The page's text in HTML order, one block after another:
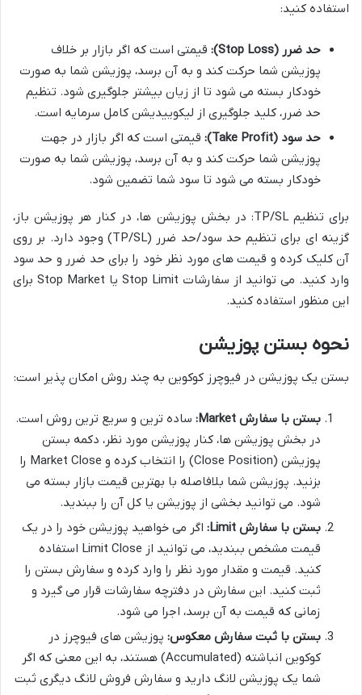
استفاده کنید:
حد ضرر (Stop Loss):
قیمتی است که اگر بازار بر خلاف
پوزیشن شما حرکت کند و به آن برسد، پوزیشن شما به صورت
خودکار بسته می شود تا از زیان بیشتر جلوگیری شود. تنظیم
حد ضرر، کلید جلوگیری از لیکوییدیشن کامل سرمایه است.
حد سود (Take Profit):
قیمتی است که اگر بازار در جهت
پوزیشن شما حرکت کند و به آن برسد، پوزیشن شما به صورت
خودکار بسته می شود تا سود شما تضمین شود.
برای تنظیم TP/SL: در بخش پوزیشن ها، در کنار هر پوزیشن باز،
گزینه ای برای تنظیم حد سود/حد ضرر (TP/SL) وجود دارد. بر روی
آن کلیک کرده و قیمت های مورد نظر خود را برای حد ضرر و حد سود
وارد کنید. می توانید از سفارشات Stop Limit یا Stop Market برای
این منظور استفاده کنید.
نحوه بستن پوزیشن
بستن یک پوزیشن در فیوچرز کوکوین به چند روش امکان پذیر است:
بستن با سفارش Market:
ساده ترین و سریع ترین روش است.
در بخش پوزیشن ها، کنار پوزیشن مورد نظر، دکمه بستن
پوزیشن (Close Position) را انتخاب کرده و Market Close را
بزنید. پوزیشن شما بلافاصله با بهترین قیمت بازار بسته می
شود. می توانید بخشی از پوزیشن یا کل آن را ببندید.
بستن با سفارش Limit:
اگر می خواهید پوزیشن خود را در یک
قیمت مشخص ببندید، می توانید از Limit Close استفاده
کنید. قیمت و مقدار مورد نظر را وارد کرده و سفارش بستن را
ثبت کنید. این سفارش در دفترچه سفارشات قرار می گیرد و
زمانی که قیمت به آن برسد، اجرا می شود.
بستن با ثبت سفارش معکوس: پوزیشن های فیوچرز در
کوکوین انباشته (Accumulated) هستند، به این معنی که اگر
شما یک پوزیشن لانگ دارید و سفارش فروش لانگ دیگری ثبت